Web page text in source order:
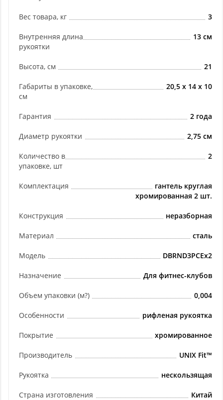
Вес товара, кг 3
Внутренняя длина
рукоятки
13 см
Высота, см 21
Габариты в упаковке,
см
20,5 х 14 х 10
Гарантия 2 года
Диаметр рукоятки 2,75 см
Количество в
упаковке, шт
2
Комплектация
гантель круглая
хромированная 2 шт.
Конструкция неразборная
Материал сталь
Модель DBRND3PCEx2
Назначение Для фитнес-клубов
Объем упаковки (м?) 0,004
Особенности рифленая рукоятка
Покрытие хромированное
Производитель UNIX Fit™
Рукоятка нескользящая
Страна изготовления Китай